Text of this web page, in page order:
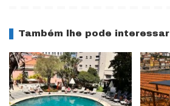
Também lhe pode interessar